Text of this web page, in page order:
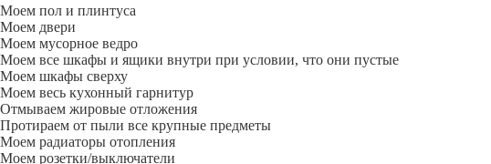
Моем пол и плинтуса
Моем двери
Моем мусорное ведро
Моем все шкафы и ящики внутри при условии, что они пустые
Моем шкафы сверху
Моем весь кухонный гарнитур
Отмываем жировые отложения
Протираем от пыли все крупные предметы
Моем радиаторы отопления
Моем розетки/выключатели